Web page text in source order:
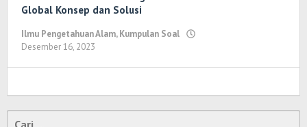
Global Konsep dan Solusi
Ilmu Pengetahuan Alam,Kumpulan Soal
Desember 16, 2023
Cari